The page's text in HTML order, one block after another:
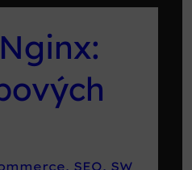
, SEO, SW